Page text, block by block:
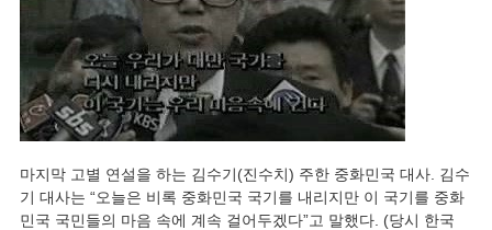
마지막 고별 연설을 하는 김수기(진수치) 주한 중화민국 대사. 김수
기 대사는 “오늘은 비록 중화민국 국기를 내리지만 이 국기를 중화
민국 국민들의 마음 속에 계속 걸어두겠다”고 말했다. (당시 한국